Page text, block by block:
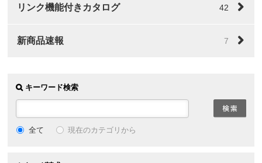
リンク機能付きカタログ 42
新商品速報 7
キーワード検索
全て 現在のカテゴリから